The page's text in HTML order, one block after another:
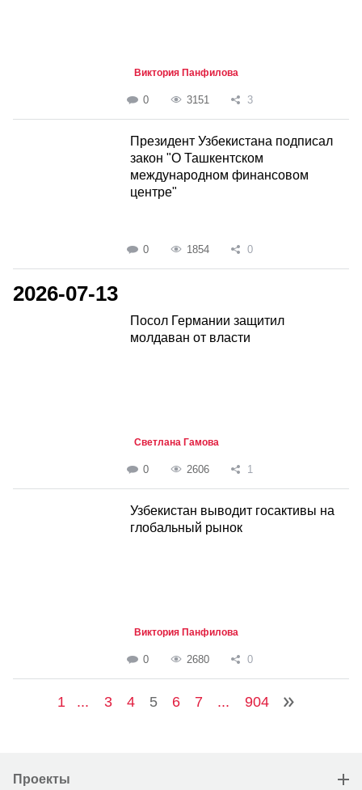
Виктория Панфилова
0 3151 3
Президент Узбекистана подписал
закон "О Ташкентском
международном финансовом
центре"
0 1854 0
2026-07-13
Посол Германии защитил
молдаван от власти
Светлана Гамова
0 2606 1
Узбекистан выводит госактивы на
глобальный рынок
Виктория Панфилова
0 2680 0
1 ... 3 4 5 6 7 ... 904
Проекты